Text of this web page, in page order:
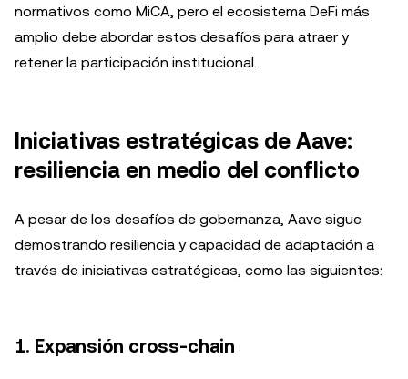
normativos como MiCA, pero el ecosistema DeFi más
amplio debe abordar estos desafíos para atraer y
retener la participación institucional.
Iniciativas estratégicas de Aave:
resiliencia en medio del conflicto
A pesar de los desafíos de gobernanza, Aave sigue
demostrando resiliencia y capacidad de adaptación a
través de iniciativas estratégicas, como las siguientes:
1. Expansión cross-chain